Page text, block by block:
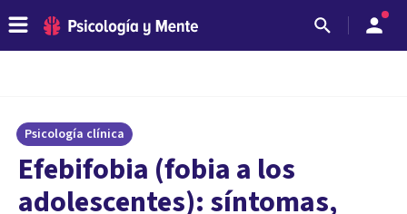
Psicología clínica
Efebifobia (fobia a los
adolescentes): síntomas,